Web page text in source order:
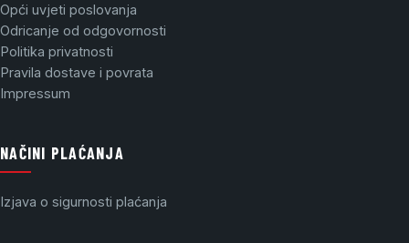
Opći uvjeti poslovanja
Odricanje od odgovornosti
Politika privatnosti
Pravila dostave i povrata
Impressum
NAČINI PLAĆANJA
Izjava o sigurnosti plaćanja